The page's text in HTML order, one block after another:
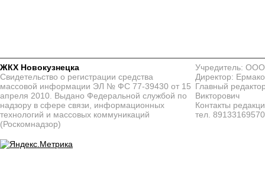
ЖКХ Новокузнецка
Свидетельство о регистрации средства
массовой информации ЭЛ № ФС 77-39430 от 15
апреля 2010. Выдано Федеральной службой по
надзору в сфере связи, информационных
технологий и массовых коммуникаций
(Роскомнадзор)
Учредитель:
Директор:
Главный
Викторович
Контакты
тел. 89133169570